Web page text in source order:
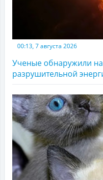
00:13, 7 августа 2026
Ученые обнаружили
разрушительной